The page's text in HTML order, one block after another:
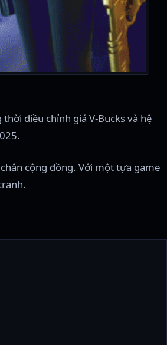
điều chỉnh giá V-Bucks và hệ
cộng đồng. Với một tựa game